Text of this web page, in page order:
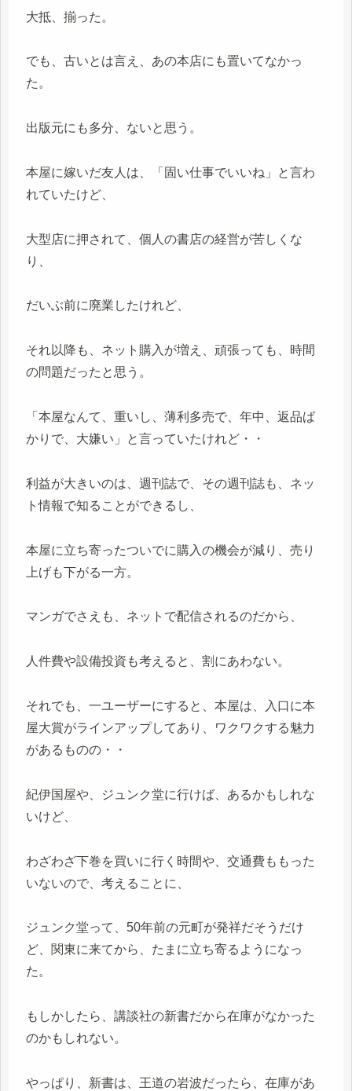
大抵、揃った。
でも、古いとは言え、あの本店にも置いてなかっ
た。
出版元にも多分、ないと思う。
本屋に嫁いだ友人は、「固い仕事でいいね」と言わ
れていたけど、
大型店に押されて、個人の書店の経営が苦しくな
り、
だいぶ前に廃業したけれど、
それ以降も、ネット購入が増え、頑張っても、時間
の問題だったと思う。
「本屋なんて、重いし、薄利多売で、年中、返品ば
かりで、大嫌い」と言っていたけれど・・
利益が大きいのは、週刊誌で、その週刊誌も、ネッ
ト情報で知ることができるし、
本屋に立ち寄ったついでに購入の機会が減り、売り
上げも下がる一方。
マンガでさえも、ネットで配信されるのだから、
人件費や設備投資も考えると、割にあわない。
それでも、一ユーザーにすると、本屋は、入口に本
屋大賞がラインアップしてあり、ワクワクする魅力
があるものの・・
紀伊国屋や、ジュンク堂に行けば、あるかもしれな
いけど、
わざわざ下巻を買いに行く時間や、交通費ももった
いないので、考えることに、
ジュンク堂って、50年前の元町が発祥だそうだけ
ど、関東に来てから、たまに立ち寄るようになっ
た。
もしかしたら、講談社の新書だから在庫がなかった
のかもしれない。
やっぱり、新書は、王道の岩波だったら、在庫があ